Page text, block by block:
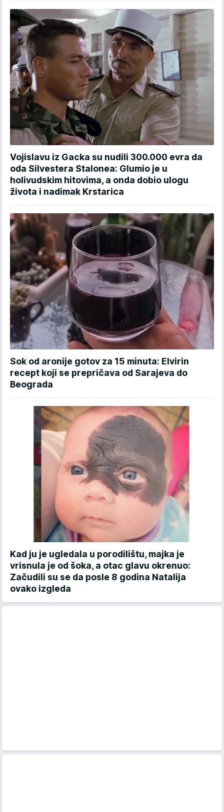
Vojislavu iz Gacka su nudili 300.000 evra da
oda Silvestera Stalonea: Glumio je u
holivudskim hitovima, a onda dobio ulogu
života i nadimak Krstarica
Sok od aronije gotov za 15 minuta: Elvirin
recept koji se prepričava od Sarajeva do
Beograda
Kad ju je ugledala u porodilištu, majka je
vrisnula je od šoka, a otac glavu okrenuo:
Začudili su se da posle 8 godina Natalija
ovako izgleda